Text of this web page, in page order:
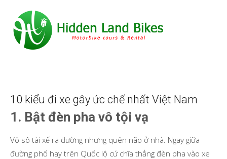
10 kiểu đi xe gây ức chế nhất Việt Nam
1. Bật đèn pha vô tội vạ
Vô sô tài xế ra đường nhưng quên não ở nhà. Ngay giữa
đường phố hay trên Quốc lộ cứ chĩa thẳng đèn pha vào xe